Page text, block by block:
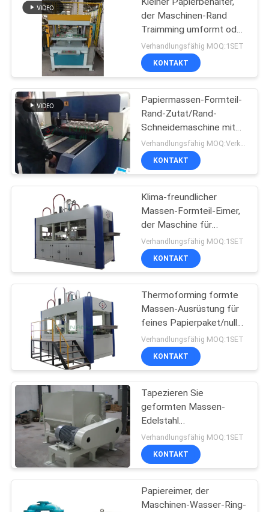
AUSFLUG
QUALITÄTSKONTROLLE
TRETEN
SIE
MIT
UNS
VERBINDUNG
NACHRICHTEN
SITEMAP
PRIVACY
POLICY
Eierablage-
Maschine
Verpackungsmaschine
16
Geschirr, das
Maschine herstellt
63
Eierkarton-Maschine
der Maschinen-Rand
Traimming umformt oder
durch einen manuell 20
Tonnen-Druck schneidet
Verhandlungsfähig MOQ:1SET
KONTAKT
Papiermassen-Formteil-
Rand-Zutat/Rand-
Schneidemaschine mit
Hochdruck
Verhandlungsfähig MOQ:Verkäuflich
KONTAKT
Klima-freundlicher
Massen-Formteil-Eimer,
der Maschine für
industrielles Pachaging
herstellt
Verhandlungsfähig MOQ:1SET
KONTAKT
Thermoforming formte
Massen-Ausrüstung für
feines Papierpaket/null
Engels-Eimer
Verhandlungsfähig MOQ:1SET
KONTAKT
Tapezieren Sie
geformten Massen-
Edelstahl
Hydrapulpter/Zerfaserer/
für Eierablage
Verhandlungsfähig MOQ:1SET
KONTAKT
Papiereimer, der
Maschinen-Wasser-Ring-